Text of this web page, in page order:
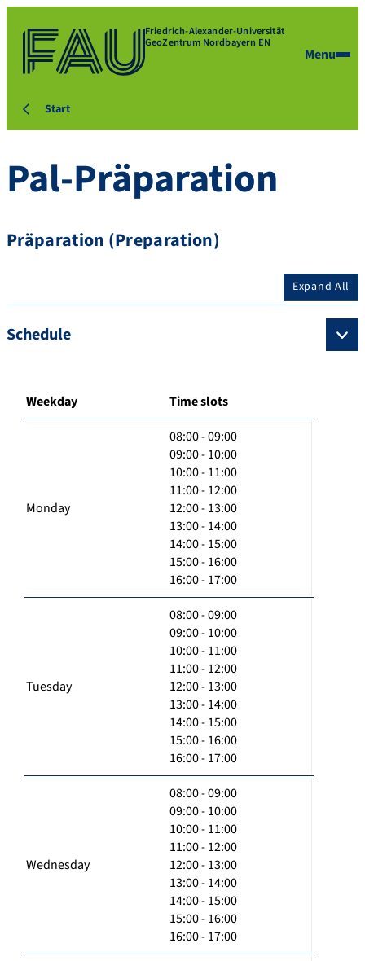
Friedrich-Alexander-Universität
GeoZentrum Nordbayern EN
Menu
Start
Pal-Präparation
Präparation (Preparation)
Expand All
Schedule
Weekday Time slots
Monday
08:00 - 09:00
09:00 - 10:00
10:00 - 11:00
11:00 - 12:00
12:00 - 13:00
13:00 - 14:00
14:00 - 15:00
15:00 - 16:00
16:00 - 17:00
Tuesday
08:00 - 09:00
09:00 - 10:00
10:00 - 11:00
11:00 - 12:00
12:00 - 13:00
13:00 - 14:00
14:00 - 15:00
15:00 - 16:00
16:00 - 17:00
Wednesday
08:00 - 09:00
09:00 - 10:00
10:00 - 11:00
11:00 - 12:00
12:00 - 13:00
13:00 - 14:00
14:00 - 15:00
15:00 - 16:00
16:00 - 17:00